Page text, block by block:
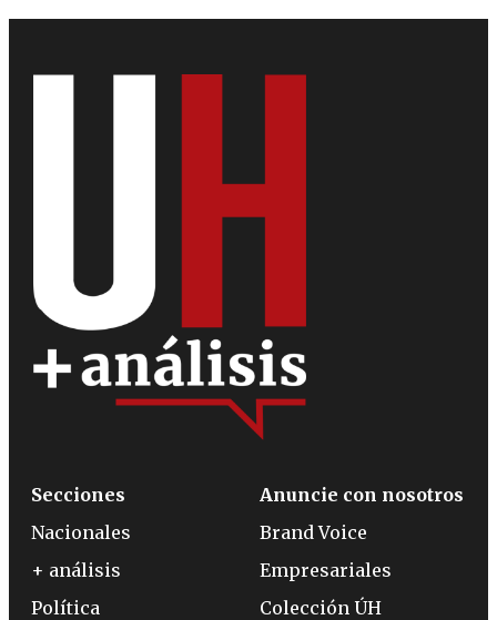
Secciones
Nacionales
+ análisis
Política
Anuncie con nosotros
Brand Voice
Empresariales
Colección ÚH